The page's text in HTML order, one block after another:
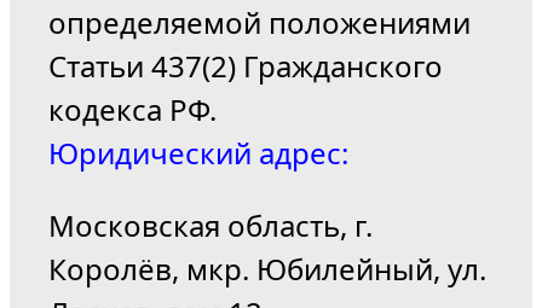
определяемой положениями
Статьи 437(2) Гражданского
кодекса РФ.
Юридический адрес:
Московская область, г.
Королёв, мкр. Юбилейный, ул.